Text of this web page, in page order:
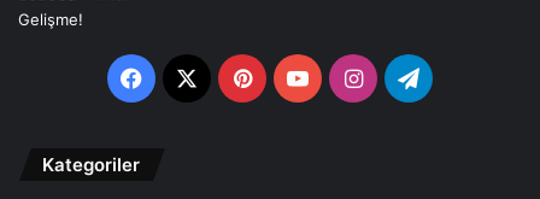
Facebook
X PinterestYouTubeInstagramTelegram
Kategoriler